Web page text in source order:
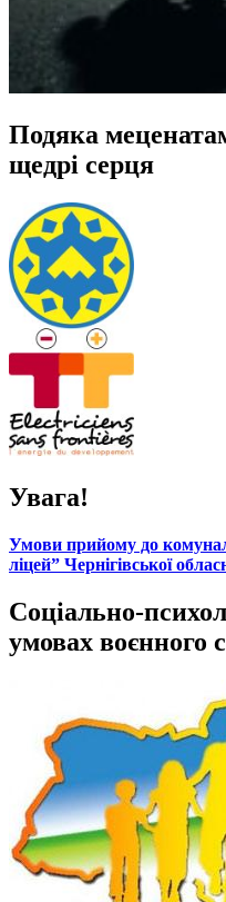
Подяка
щедрі серця
Увага!
Умови прийому до
ліцей” Чернігівської
Соціально-
умовах воєнного